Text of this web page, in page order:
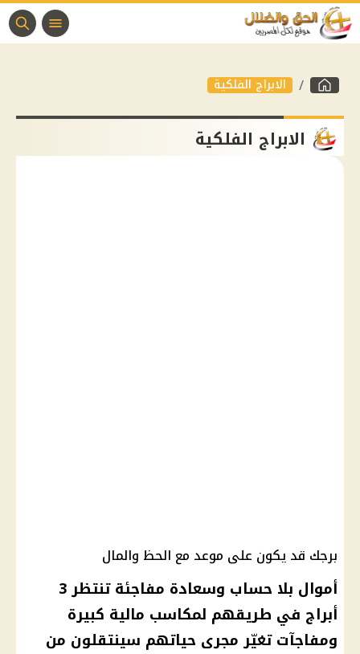
الابراج الفلكية
الابراج الفلكية
برجك قد يكون على موعد مع الحظ والمال
أموال بلا حساب وسعادة مفاجئة تنتظر 3
أبراج في طريقهم لمكاسب مالية كبيرة
ومفاجآت تغيّر مجرى حياتهم سينتقلون من